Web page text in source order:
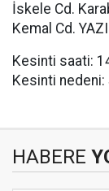
İskele Cd.
Kemal Cd.
Kesinti saati:
Kesinti nedeni:
HABERE